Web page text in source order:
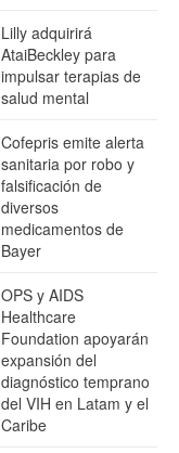
Lilly adquirirá
AtaiBeckley para
impulsar terapias de
salud mental
Cofepris emite alerta
sanitaria por robo y
falsificación de
diversos
medicamentos de
Bayer
OPS y AIDS
Healthcare
Foundation apoyarán
expansión del
diagnóstico temprano
del VIH en Latam y el
Caribe